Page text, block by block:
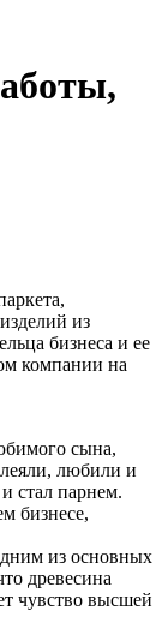
из
бизнеса и ее
компании на
сына,
любили и
стал парнем.
бизнесе,
из основных
древесина
чувство высшей